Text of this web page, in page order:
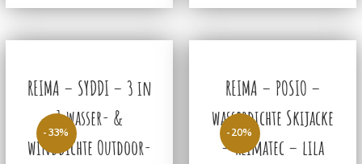
-33%
REIMA – SYDDI – 3 in
1 wasser- &
winddichte Outdoor-
-20%
REIMA – POSIO –
wasserdichte Skijacke
– Reimatec – lila